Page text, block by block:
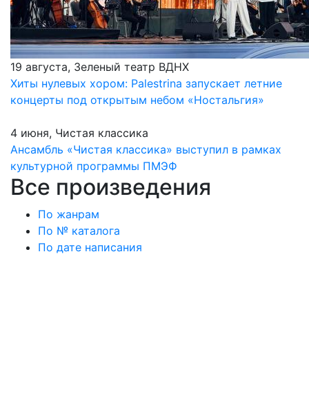
19 августа, Зеленый театр ВДНХ
Хиты нулевых хором: Palestrina запускает летние
концерты под открытым небом «Ностальгия»
4 июня, Чистая классика
Ансамбль «Чистая классика» выступил в рамках
культурной программы ПМЭФ
Все произведения
По жанрам
По № каталога
По дате написания